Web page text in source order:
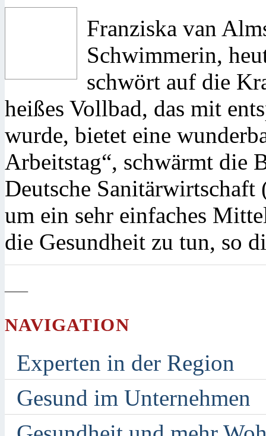
Franziska van
Schwimmerin,
schwört auf die
heißes Vollbad, das mit
wurde, bietet eine
Arbeitstag“, schwärmt die
Deutsche
um ein sehr einfaches
die Gesundheit zu tun, so
—
NAVIGATION
Experten in der Region
Gesund im Unternehmen